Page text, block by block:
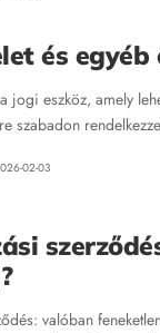
és
jogi eszköz, amely
szabadon
02-03
valóban